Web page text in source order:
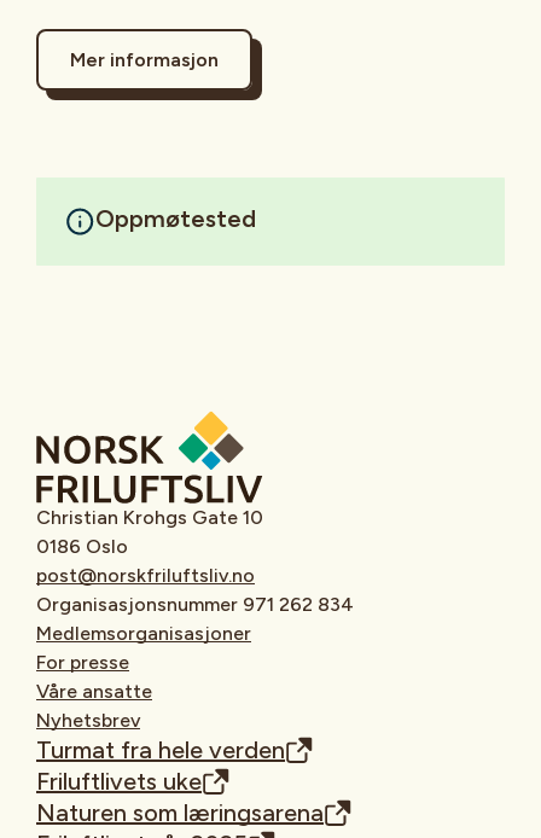
Mer informasjon
Oppmøtested
Christian Krohgs Gate 10
0186 Oslo
post@norskfriluftsliv.no
Organisasjonsnummer 971 262 834
Medlemsorganisasjoner
For presse
Våre ansatte
Nyhetsbrev
Turmat fra hele verden
Friluftlivets uke
Naturen som læringsarena